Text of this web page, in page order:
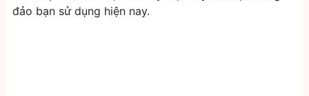
đảo bạn sử dụng hiện nay.